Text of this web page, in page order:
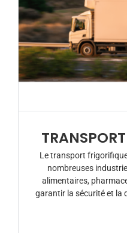
Le transport
nombreuses
alimentaires,
garantir la sécurité et la